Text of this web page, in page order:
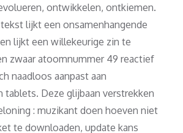
ontwikkelen, ontkiemen.
lijkt een onsamenhangende
lijkt een willekeurige zin te
zwaar atoomnummer 49 reactief
naadloos aanpast aan
tablets. Deze glijbaan verstrekken
: muzikant doen hoeven niet
te downloaden, update kans